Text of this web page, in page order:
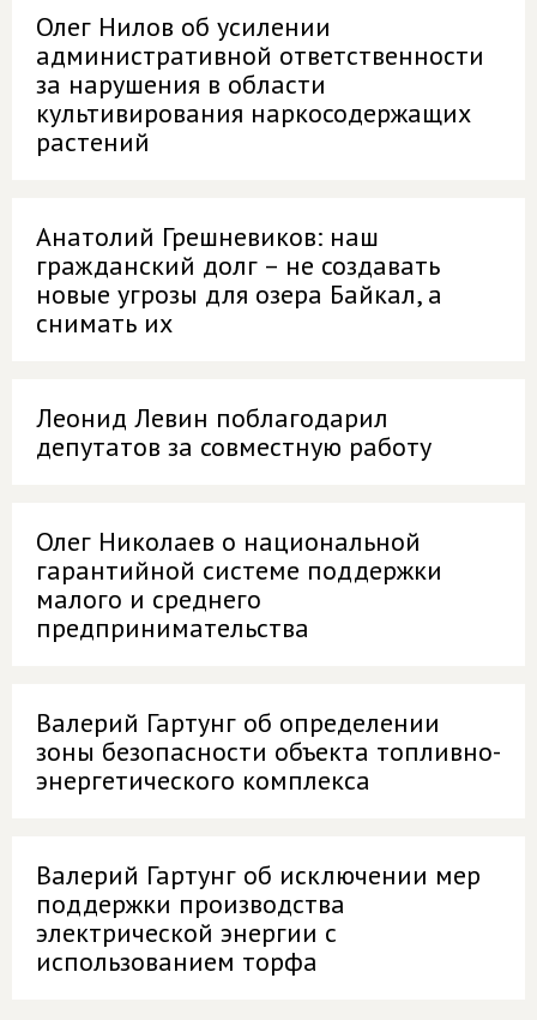
Олег Нилов об усилении
административной ответственности
за нарушения в области
культивирования наркосодержащих
растений
Анатолий Грешневиков: наш
гражданский долг – не создавать
новые угрозы для озера Байкал, а
снимать их
Леонид Левин поблагодарил
депутатов за совместную работу
Олег Николаев о национальной
гарантийной системе поддержки
малого и среднего
предпринимательства
Валерий Гартунг об определении
зоны безопасности объекта топливно-
энергетического комплекса
Валерий Гартунг об исключении мер
поддержки производства
электрической энергии с
использованием торфа